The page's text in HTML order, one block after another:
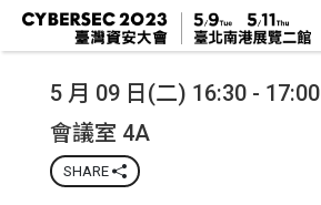
5 月 09 日(二) 16:30 - 17:00
會議室 4A
SHARE